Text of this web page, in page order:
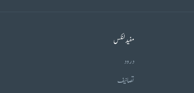
مفید لنکس
درود
تصانیف